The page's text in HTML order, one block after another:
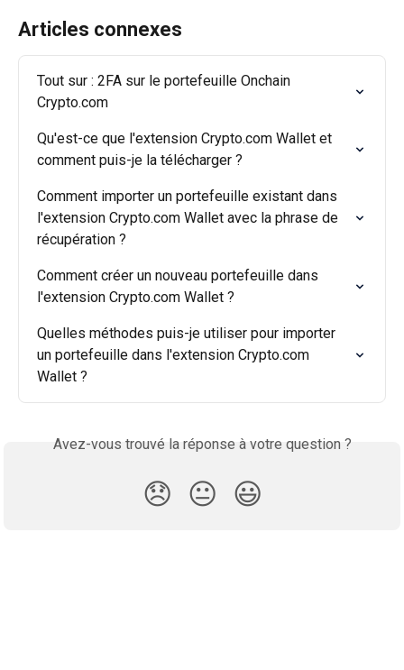
Articles connexes
Tout sur : 2FA sur le portefeuille Onchain
Crypto.com
Qu'est-ce que l'extension Crypto.com Wallet et
comment puis-je la télécharger ?
Comment importer un portefeuille existant dans
l'extension Crypto.com Wallet avec la phrase de
récupération ?
Comment créer un nouveau portefeuille dans
l'extension Crypto.com Wallet ?
Quelles méthodes puis-je utiliser pour importer
un portefeuille dans l'extension Crypto.com
Wallet ?
Avez-vous trouvé la réponse à votre question ?
😞 😐 😃